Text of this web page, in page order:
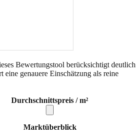
Bewertungstool berücksichtigt deutlich
eine genauere Einschätzung als reine
Durchschnittspreis / m²
Marktüberblick